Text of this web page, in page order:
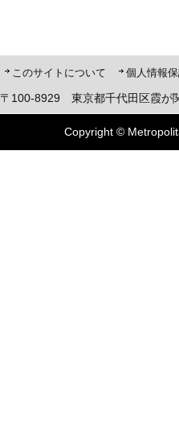
このサイトについて 個人情報
〒100-8929 東京都千代田区霞が
Copyright ©